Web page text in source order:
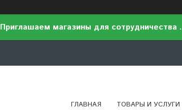
Приглашаем магазины для сотрудничества .
ГЛАВНАЯ ТОВАРЫ И УСЛУГИ